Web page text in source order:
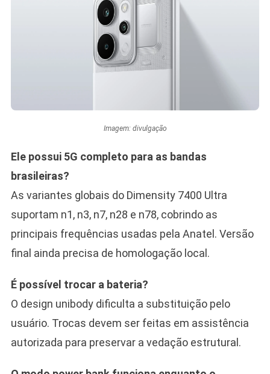
Imagem: divulgação
Ele possui 5G completo para as bandas
brasileiras?
As variantes globais do Dimensity 7400 Ultra
suportam n1, n3, n7, n28 e n78, cobrindo as
principais frequências usadas pela Anatel. Versão
final ainda precisa de homologação local.
É possível trocar a bateria?
O design unibody dificulta a substituição pelo
usuário. Trocas devem ser feitas em assistência
autorizada para preservar a vedação estrutural.